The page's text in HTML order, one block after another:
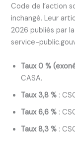
Code de l’action
inchangé. Leur
2026 publiés par
service-
Taux 0 %
CASA.
Taux 3,8 % :
Taux 6,6 % :
Taux 8,3 % :